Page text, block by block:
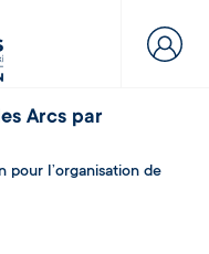
Arcs par
pour l’organisation de